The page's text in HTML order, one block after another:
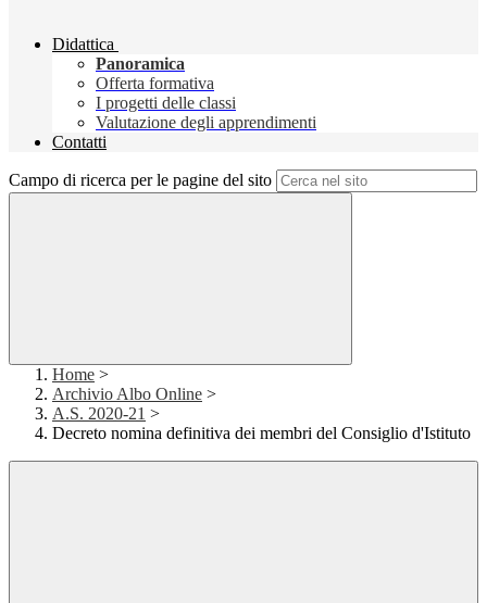
Didattica
Panoramica
Offerta formativa
I progetti delle classi
Valutazione degli apprendimenti
Contatti
Campo di ricerca per le pagine del sito
Home >
Archivio Albo Online >
A.S. 2020-21 >
Decreto nomina definitiva dei membri del Consiglio d'Istituto